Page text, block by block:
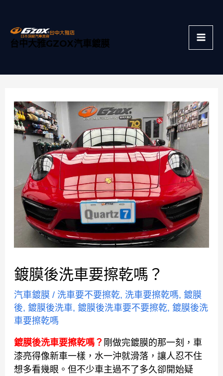
容
台中大雅GZOX汽車鍍膜
鍍膜後洗車要擦乾嗎？
汽車鍍膜 / 洗車要不要擦乾, 洗車要擦乾嗎, 鍍膜
後, 鍍膜後洗車, 鍍膜後洗車要不要擦乾, 鍍膜後洗
車要擦乾嗎
鍍膜後洗車要擦乾嗎？ 剛做完鍍膜的那一刻，車
漆亮得像新車一樣，水一沖就滑落，讓人忍不住
想多看幾眼。但不少車主過不了多久卻開始疑